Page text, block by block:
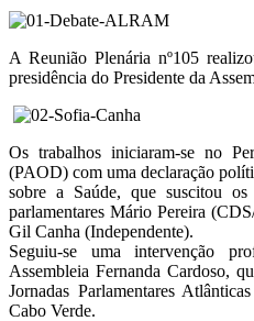
A Reunião Plenária nº105
presidência do Presidente da
Os trabalhos iniciaram-se no
(PAOD) com uma declaração
sobre a Saúde, que suscitou
parlamentares Mário Pereira
Gil Canha (Independente).
Seguiu-se uma intervenção
Assembleia Fernanda Cardoso,
Jornadas Parlamentares
Cabo Verde.